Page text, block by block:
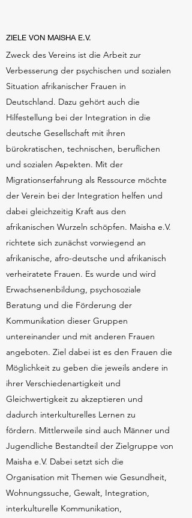
ZIELE VON MAISHA E.V.
Zweck des Vereins ist die Arbeit zur
Verbesserung der psychischen und sozialen
Situation afrikanischer Frauen in
Deutschland. Dazu gehört auch die
Hilfestellung bei der Integration in die
deutsche Gesellschaft mit ihren
bürokratischen, technischen, beruflichen
und sozialen Aspekten. Mit der
Migrationserfahrung als Ressource möchte
der Verein bei der Integration helfen und
dabei gleichzeitig Kraft aus den
afrikanischen Wurzeln schöpfen. Maisha e.V.
richtete sich zunächst vorwiegend an
afrikanische, afro-deutsche und afrikanisch
verheiratete Frauen. Es wurde und wird
Erwachsenenbildung, psychosoziale
Beratung und die Förderung der
Kommunikation dieser Gruppen
untereinander und mit anderen Frauen
angeboten. Ziel dabei ist es den Frauen die
Möglichkeit zu geben die jeweils andere in
ihrer Verschiedenartigkeit und
Gleichwertigkeit zu akzeptieren und
dadurch interkulturelles Lernen zu
fördern. Mittlerweile sind auch Männer und
Jugendliche Bestandteil der Zielgruppe von
Maisha e.V. Dabei setzt sich die
Organisation mit Themen wie Gesundheit,
Wohnungssuche, Gewalt, Integration,
interkulturelle Kommunikation,